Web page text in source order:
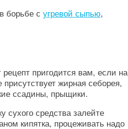
борьбе с угревой сыпью,
рецепт пригодится вам, если на
присутствует жирная себорея,
ссадины, прыщики.
сухого средства залейте
кипятка, процеживать надо